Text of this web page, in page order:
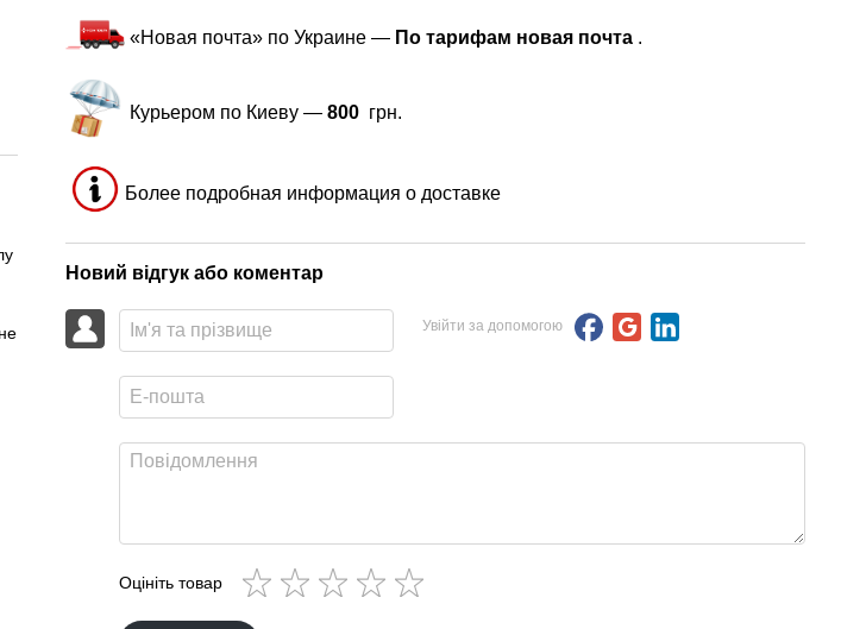
«Новая почта» по Украине — По тарифам новая почта .
Курьером по Киеву — 800 грн.
Более подробная информация о доставке
Новий відгук або коментар
Увійти за допомогою
Оцініть товар